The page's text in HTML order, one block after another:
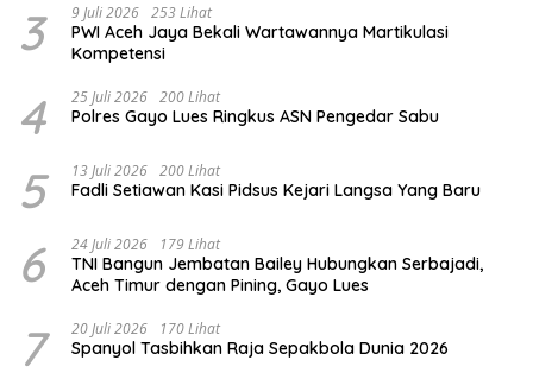
3 9 Juli 2026 253 Lihat
PWI Aceh Jaya Bekali Wartawannya Martikulasi
Kompetensi
4 25 Juli 2026 200 Lihat
Polres Gayo Lues Ringkus ASN Pengedar Sabu
5 13 Juli 2026 200 Lihat
Fadli Setiawan Kasi Pidsus Kejari Langsa Yang Baru
6 24 Juli 2026 179 Lihat
TNI Bangun Jembatan Bailey Hubungkan Serbajadi,
Aceh Timur dengan Pining, Gayo Lues
7 20 Juli 2026 170 Lihat
Spanyol Tasbihkan Raja Sepakbola Dunia 2026